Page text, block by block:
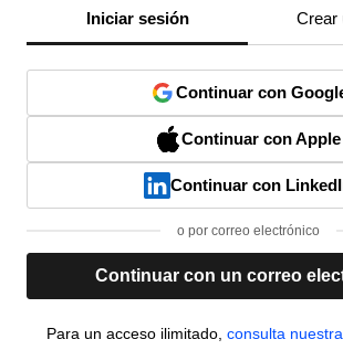
Iniciar sesión Crear
Continuar con
Continuar con Apple
Continuar con
o por correo electrónico
Continuar con un correo
Para un acceso ilimitado, consulta